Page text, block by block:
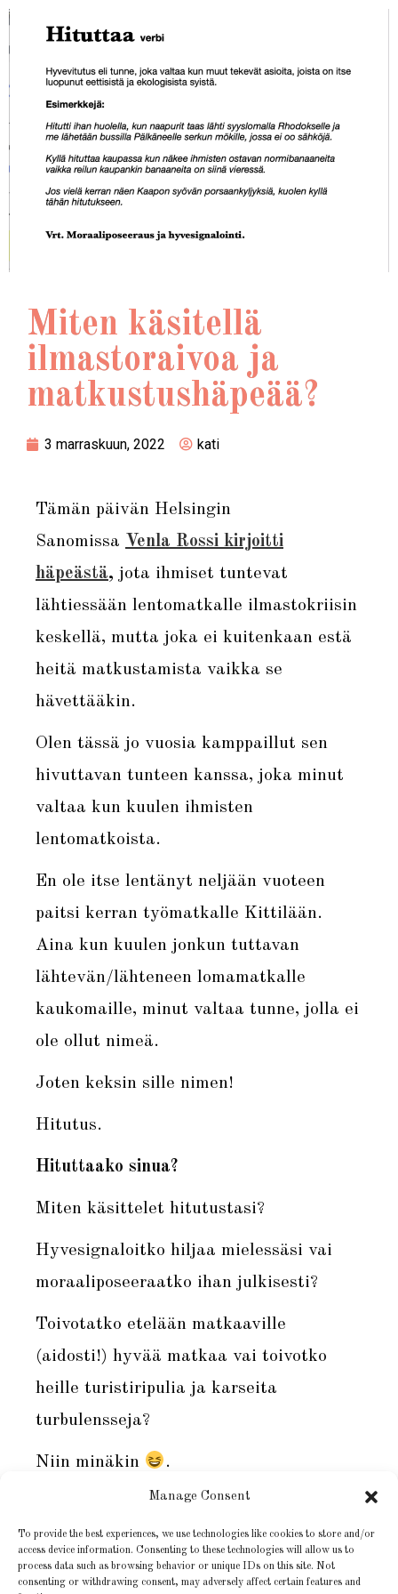
Manage Consent
To provide the best experiences, we use technologies like cookies to store and/or
access device information. Consenting to these technologies will allow us to
process data such as browsing behavior or unique IDs on this site. Not
consenting or withdrawing consent, may adversely affect certain features and
Miten käsitellä
ilmastoraivoa ja
matkustushäpeää?
3 marraskuun, 2022 kati
Tämän päivän Helsingin
Sanomissa Venla Rossi kirjoitti
häpeästä, jota ihmiset tuntevat
lähtiessään lentomatkalle ilmastokriisin
keskellä, mutta joka ei kuitenkaan estä
heitä matkustamista vaikka se
hävettääkin.
Olen tässä jo vuosia kamppaillut sen
hivuttavan tunteen kanssa, joka minut
valtaa kun kuulen ihmisten
lentomatkoista.
En ole itse lentänyt neljään vuoteen
paitsi kerran työmatkalle Kittilään.
Aina kun kuulen jonkun tuttavan
lähtevän/lähteneen lomamatkalle
kaukomaille, minut valtaa tunne, jolla ei
ole ollut nimeä.
Joten keksin sille nimen!
Hitutus.
Hituttaako sinua?
Miten käsittelet hitutustasi?
Hyvesignaloitko hiljaa mielessäsi vai
moraaliposeeraatko ihan julkisesti?
Toivotatko etelään matkaaville
(aidosti!) hyvää matkaa vai toivotko
heille turistiripulia ja karseita
turbulensseja?
Niin minäkin .
P.S. Minun hitulointiani monimutkaistaa
tieto, että olen itse aikoinani tullut
matkustaneeksi maailman ympäri monta